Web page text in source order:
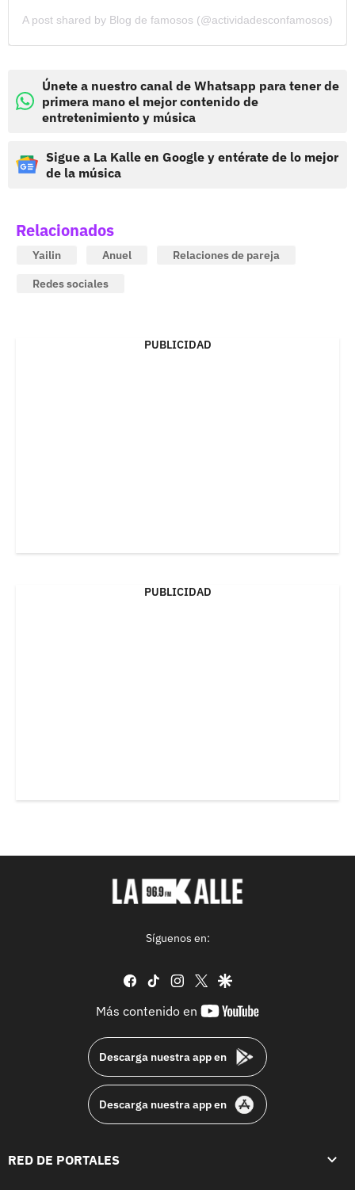
A post shared by Blog de famosos (@actividadesconfamosos)
Únete a nuestro canal de Whatsapp para tener de
primera mano el mejor contenido de
entretenimiento y música
Sigue a La Kalle en Google y entérate de lo mejor
de la música
Relacionados
Yailin Anuel
Relaciones de pareja
Redes sociales
PUBLICIDAD
PUBLICIDAD
Síguenos en:
facebook
tiktok instagram
twittergoogle
Más contenido en
youtube-
Descarga nuestra app en
Descarga nuestra app en
RED DE PORTALES